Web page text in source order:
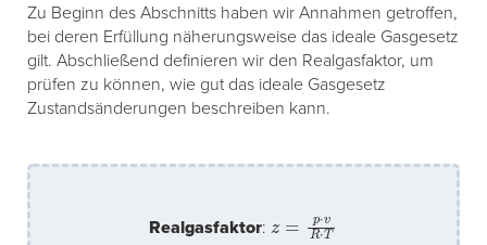
Zu Beginn des Abschnitts haben wir Annahmen getroffen,
bei deren Erfüllung näherungsweise das ideale Gasgesetz
gilt. Abschließend definieren wir den Realgasfaktor, um
prüfen zu können, wie gut das ideale Gasgesetz
Zustandsänderungen beschreiben kann.
Realgasfaktor: vR⋅